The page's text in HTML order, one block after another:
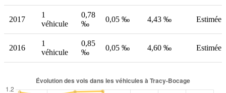
2017
1
véhicule
0,78
‰
0,05 ‰ 4,43 ‰ Estimée
2016
1
véhicule
0,85
‰
0,05 ‰ 4,60 ‰ Estimée